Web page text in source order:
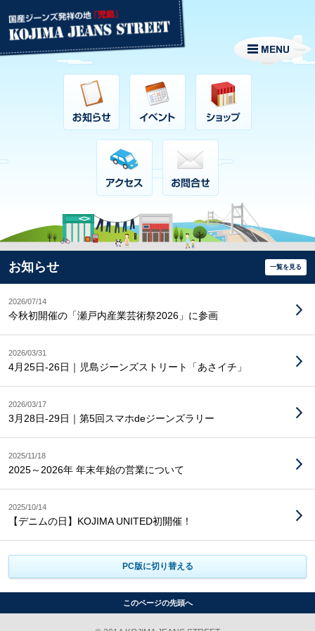
お知らせ 一覧を見る
2026/07/14
今秋初開催の「瀬戸内産業芸術祭2026」に参画
2026/03/31
4月25日-26日｜児島ジーンズストリート「あさイチ」
2026/03/17
3月28日-29日｜第5回スマホdeジーンズラリー
2025/11/18
2025～2026年 年末年始の営業について
2025/10/14
【デニムの日】KOJIMA UNITED初開催！
PC版に切り替える
このページの先頭へ